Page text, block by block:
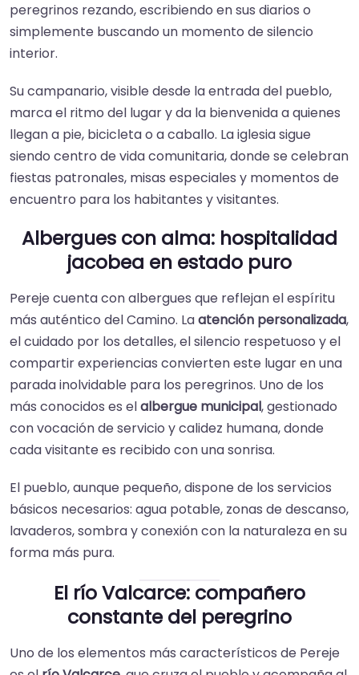
peregrinos rezando, escribiendo en sus diarios o
simplemente buscando un momento de silencio
interior.
Su campanario, visible desde la entrada del pueblo,
marca el ritmo del lugar y da la bienvenida a quienes
llegan a pie, bicicleta o a caballo. La iglesia sigue
siendo centro de vida comunitaria, donde se celebran
fiestas patronales, misas especiales y momentos de
encuentro para los habitantes y visitantes.
Albergues con alma: hospitalidad
jacobea en estado puro
Pereje cuenta con albergues que reflejan el espíritu
más auténtico del Camino. Laatención personalizada,
el cuidado por los detalles, el silencio respetuoso y el
compartir experiencias convierten este lugar en una
parada inolvidable para los peregrinos. Uno de los
más conocidos es elalbergue municipal, gestionado
con vocación de servicio y calidez humana, donde
cada visitante es recibido con una sonrisa.
El pueblo, aunque pequeño, dispone de los servicios
básicos necesarios: agua potable, zonas de descanso,
lavaderos, sombra y conexión con la naturaleza en su
forma más pura.
El río Valcarce: compañero
constante del peregrino
Uno de los elementos más característicos de Pereje